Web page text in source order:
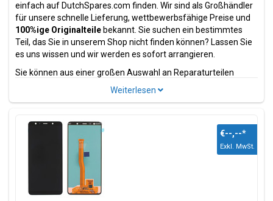
einfach auf DutchSpares.com finden. Wir sind als Großhändler
für unsere schnelle Lieferung, wettbewerbsfähige Preise und
100%ige Originalteile bekannt. Sie suchen ein bestimmtes
Teil, das Sie in unserem Shop nicht finden können? Lassen Sie
es uns wissen und wir werden es sofort arrangieren.
Sie können aus einer großen Auswahl an Reparaturteilen
wählen. Dies sind Teile und Zubehör wie z.B.
Wir haben auchSamsung Galaxy A8 2018 Ersatzteilein
unserem umfangreichen Sortiment.
Samsung Galaxy A7 2018
€--,--*
Exkl. MwSt.